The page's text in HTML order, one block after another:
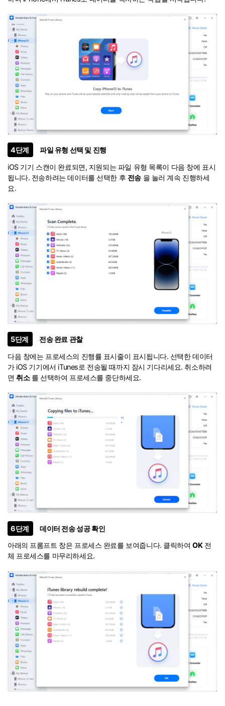
4단계
파일 유형 선택 및 진행
iOS 기기 스캔이 완료되면, 지원되는 파일 유형 목록이 다음 창에 표시
됩니다. 전송하려는 데이터를 선택한 후 전송을 눌러 계속 진행하세
요.
5단계
전송 완료 관찰
다음 창에는 프로세스의 진행률 표시줄이 표시됩니다. 선택한 데이터
가 iOS 기기에서 iTunes로 전송될 때까지 잠시 기다리세요. 취소하려
면취소를 선택하여 프로세스를 중단하세요.
6단계
데이터 전송 성공 확인
아래의 프롬프트 창은 프로세스 완료를 보여줍니다. 클릭하여OK전
체 프로세스를 마무리하세요.